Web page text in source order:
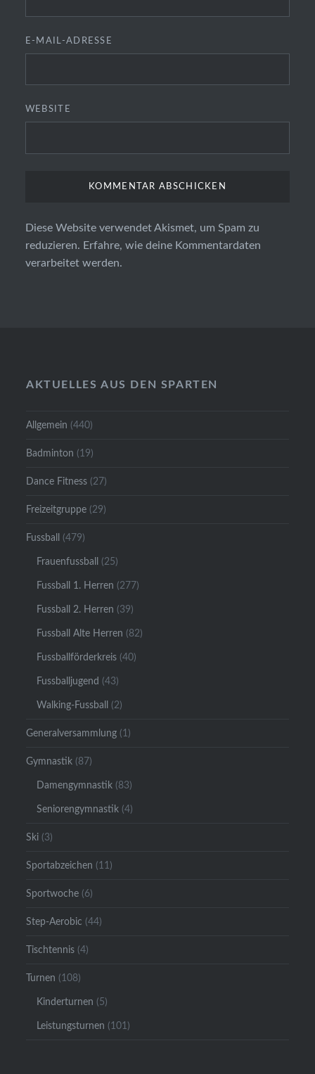
E-MAIL-ADRESSE
WEBSITE
Diese Website verwendet Akismet, um Spam zu
reduzieren. Erfahre, wie deine Kommentardaten
verarbeitet werden.
AKTUELLES AUS DEN SPARTEN
Allgemein (440)
Badminton (19)
Dance Fitness (27)
Freizeitgruppe (29)
Fussball (479)
Frauenfussball (25)
Fussball 1. Herren (277)
Fussball 2. Herren (39)
Fussball Alte Herren (82)
Fussballförderkreis (40)
Fussballjugend (43)
Walking-Fussball (2)
Generalversammlung (1)
Gymnastik (87)
Damengymnastik (83)
Seniorengymnastik (4)
Ski (3)
Sportabzeichen (11)
Sportwoche (6)
Step-Aerobic (44)
Tischtennis (4)
Turnen (108)
Kinderturnen (5)
Leistungsturnen (101)